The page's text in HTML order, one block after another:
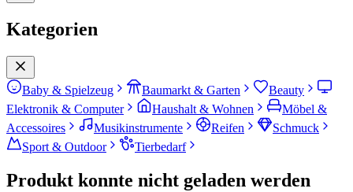
Kategorien
Baby & Spielzeug Baumarkt & Garten
Beauty
Elektronik & Computer
Haushalt & Wohnen
Möbel &
Accessoires
Musikinstrumente Reifen
Schmuck
Sport & Outdoor
Tierbedarf
Produkt konnte nicht geladen werden